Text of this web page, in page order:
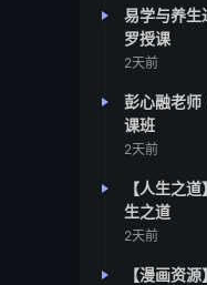
易学与养生
罗授课
2天前
彭心融老师
课班
2天前
【人生之
生之道
2天前
【漫画资